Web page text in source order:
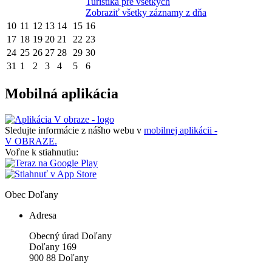
Zobraziť všetky záznamy z dňa
10 11 12 13 14 15 16
17 18 19 20 21 22 23
24 25 26 27 28 29 30
31 1 2 3 4 5 6
Mobilná aplikácia
Sledujte informácie z nášho webu v mobilnej aplikácii -
V OBRAZE.
Voľne k stiahnutiu:
Obec Doľany
Adresa
Obecný úrad Doľany
Doľany 169
900 88 Doľany